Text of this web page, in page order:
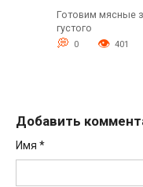
Готовим мясные
густого
0 401
Добавить
Имя *